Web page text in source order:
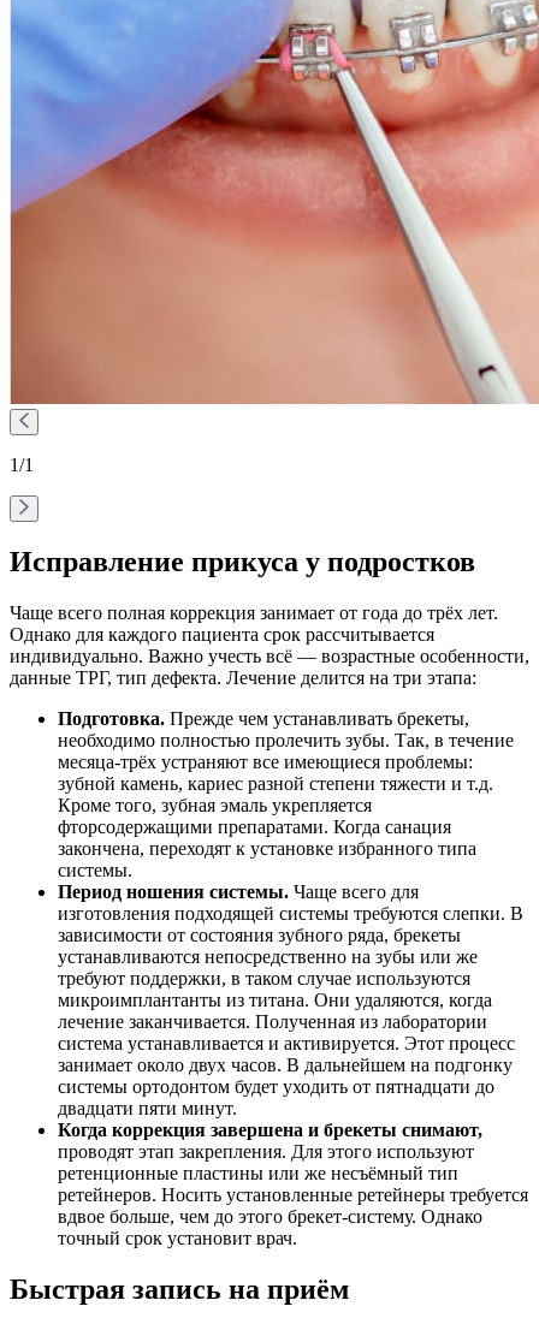
1/1
Исправление прикуса у подростков
Чаще всего полная коррекция занимает от года до трёх лет.
Однако для каждого пациента срок рассчитывается
индивидуально. Важно учесть всё — возрастные особенности,
данные ТРГ, тип дефекта. Лечение делится на три этапа:
Подготовка. Прежде чем устанавливать брекеты,
необходимо полностью пролечить зубы. Так, в течение
месяца-трёх устраняют все имеющиеся проблемы:
зубной камень, кариес разной степени тяжести и т.д.
Кроме того, зубная эмаль укрепляется
фторсодержащими препаратами. Когда санация
закончена, переходят к установке избранного типа
системы.
Период ношения системы. Чаще всего для
изготовления подходящей системы требуются слепки. В
зависимости от состояния зубного ряда, брекеты
устанавливаются непосредственно на зубы или же
требуют поддержки, в таком случае используются
микроимплантанты из титана. Они удаляются, когда
лечение заканчивается. Полученная из лаборатории
система устанавливается и активируется. Этот процесс
занимает около двух часов. В дальнейшем на подгонку
системы ортодонтом будет уходить от пятнадцати до
двадцати пяти минут.
Когда коррекция завершена и брекеты снимают,
проводят этап закрепления. Для этого используют
ретенционные пластины или же несъёмный тип
ретейнеров. Носить установленные ретейнеры требуется
вдвое больше, чем до этого брекет-систему. Однако
точный срок установит врач.
Быстрая запись на приём